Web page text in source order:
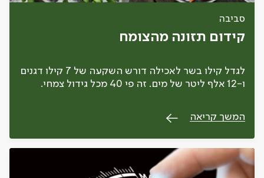
סביבה
קידום תזונה מהצומח
לגדל קילו בשר לאכילה דורש השקעה של 7 קילו דגנים
ו-12 אלף ליטר של מים. זה פי 40 מכל גידול צמחי.
המשך קריאה